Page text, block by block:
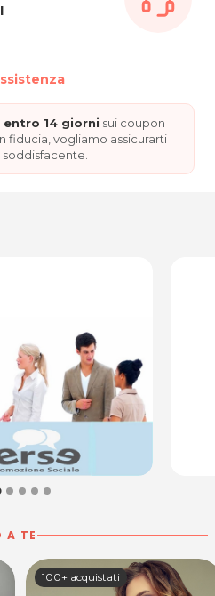
o sulle modalità di
.
14 giorni sui coupon
fiducia, vogliamo assicurarti
A TE
100+ acquistati